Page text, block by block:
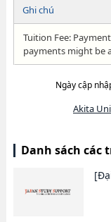
Ghi chú
Tuition Fee:
payments might be
Ngày cập
Akita
Danh sách các